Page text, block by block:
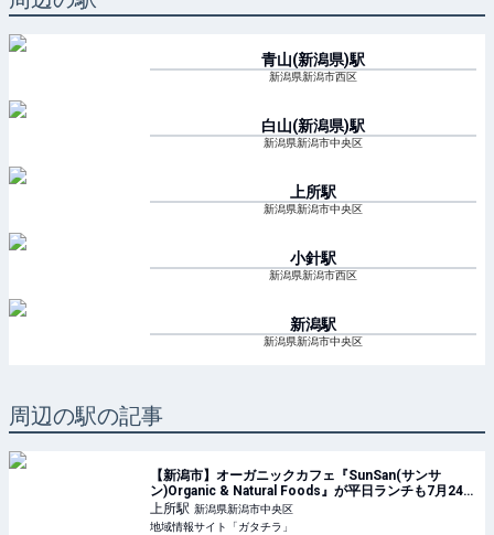
青山(新潟県)駅
新潟県新潟市西区
白山(新潟県)駅
新潟県新潟市中央区
上所駅
新潟県新潟市中央区
小針駅
新潟県新潟市西区
新潟駅
新潟県新潟市中央区
周辺の駅の記事
【新潟市】オーガニックカフェ『SunSan(サンサ
ン)Organic & Natural Foods』が平日ランチも7月24日
からスタート！「抗酸化☆レモンチキンカレー」と
「美容と健康を考えたプレート
上所駅 新潟県新潟市中央区
地域情報サイト「ガタチラ」